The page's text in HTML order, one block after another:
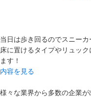
当日は歩き回るのでスニー
床に置けるタイプやリュッ
ます！
内容を見る
様々な業界から多数の企業